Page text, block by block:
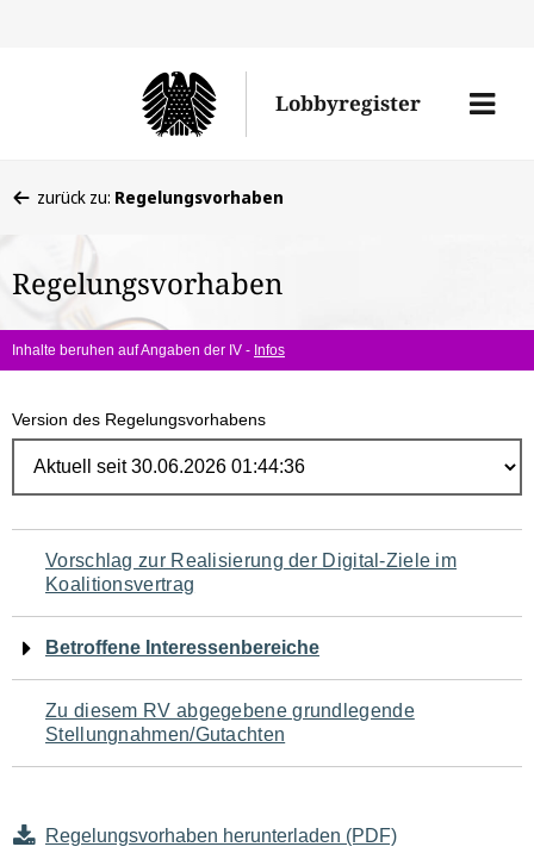
Lobbyregister
Menü
befinden
hier:
zurück zu: Regelungsvorhaben
Regelungsvorhaben
Inhalte beruhen auf Angaben der IV - Infos
Version des Regelungsvorhabens
Navigation
für
den
Seiteninhalt
Vorschlag zur Realisierung der Digital-Ziele im
Koalitionsvertrag
Betroffene Interessenbereiche
Zu diesem RV abgegebene grundlegende
Stellungnahmen/Gutachten
Regelungsvorhaben herunterladen (PDF)